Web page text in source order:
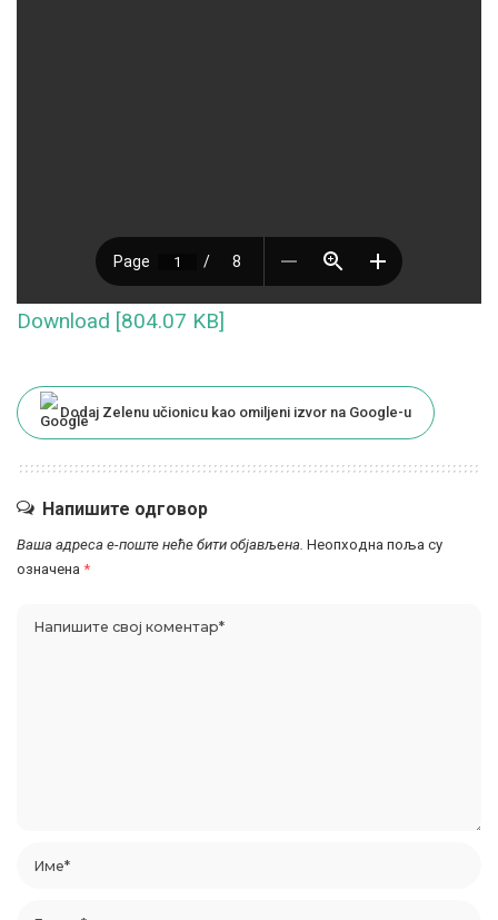
Download [804.07 KB]
Dodaj Zelenu učionicu kao omiljeni izvor na Google-u
Напишите одговор
Ваша адреса е-поште неће бити објављена. Неопходна поља су
означена *